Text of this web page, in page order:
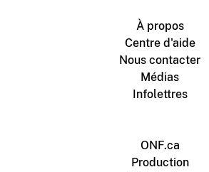
À propos
Centre d'aide
Nous contacter
Médias
Infolettres
ONF.ca
Production